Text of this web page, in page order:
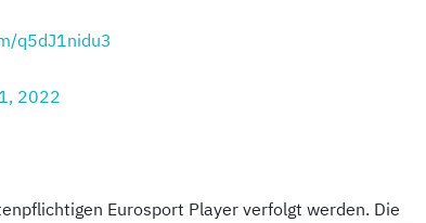
q5dJ1nidu3
2022
Eurosport Player verfolgt werden. Die